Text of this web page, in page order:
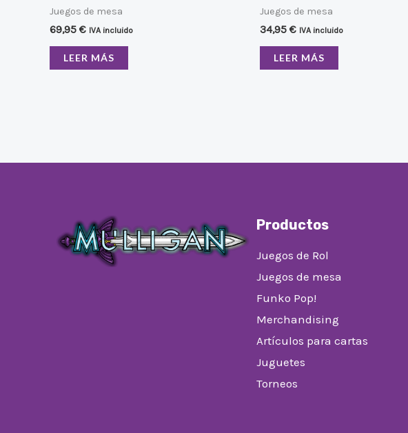
Juegos de mesa
69,95 € IVA incluido
LEER MÁS
Juegos de mesa
34,95 € IVA incluido
LEER MÁS
Productos
Juegos de Rol
Juegos de mesa
Funko Pop!
Merchandising
Artículos para cartas
Juguetes
Torneos